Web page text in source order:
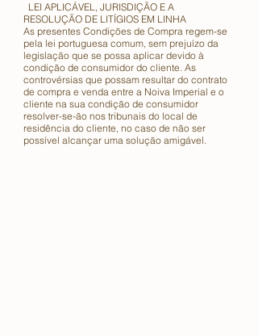
LEI APLICÁVEL, JURISDIÇÃO E A
RESOLUÇÃO DE LITÍGIOS EM LINHA
As presentes Condições de Compra regem-se
pela lei portuguesa comum, sem prejuízo da
legislação que se possa aplicar devido à
condição de consumidor do cliente. As
controvérsias que possam resultar do contrato
de compra e venda entre a Noiva Imperial e o
cliente na sua condição de consumidor
resolver-se-ão nos tribunais do local de
residência do cliente, no caso de não ser
possível alcançar uma solução amigável.